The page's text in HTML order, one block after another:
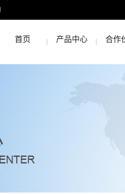
首页 产品中心 合作